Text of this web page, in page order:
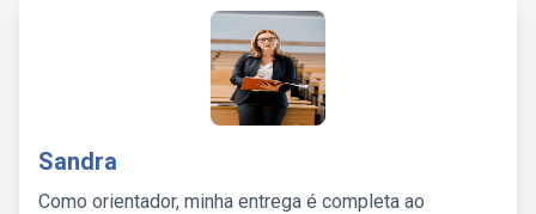
Sandra
Como orientador, minha entrega é completa ao